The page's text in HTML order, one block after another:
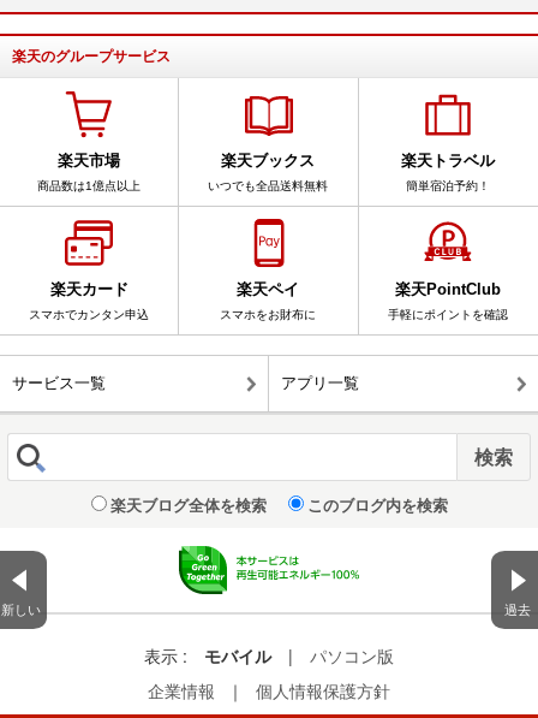
新しい 過去
楽天のグループサービス
楽天市場
商品数は1億点以上
楽天ブックス
いつでも全品送料無料
楽天トラベル
簡単宿泊予約！
楽天カード
スマホでカンタン申込
楽天ペイ
スマホをお財布に
楽天PointClub
手軽にポイントを確認
サービス一覧 アプリ一覧
楽天ブログ全体を検索 このブログ内を検索
表示 : モバイル |
パソコン版
企業情報
｜ 個人情報保護方針